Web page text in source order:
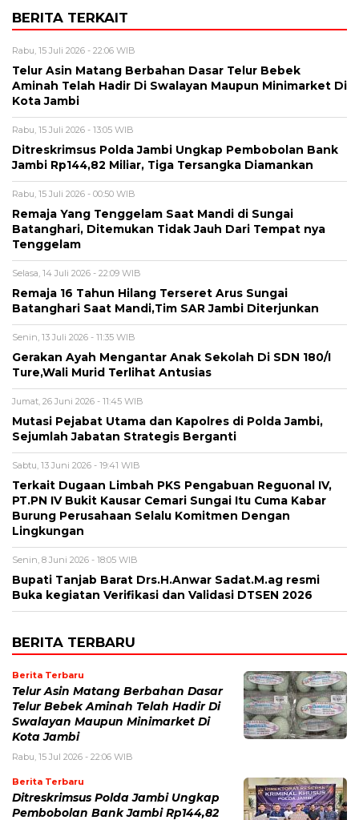
BERITA TERKAIT
Rabu, 15 Juli 2026 - 22:06 WIB
Telur Asin Matang Berbahan Dasar Telur Bebek
Aminah Telah Hadir Di Swalayan Maupun Minimarket Di
Kota Jambi
Rabu, 15 Juli 2026 - 13:05 WIB
Ditreskrimsus Polda Jambi Ungkap Pembobolan Bank
Jambi Rp144,82 Miliar, Tiga Tersangka Diamankan
Rabu, 15 Juli 2026 - 00:50 WIB
Remaja Yang Tenggelam Saat Mandi di Sungai
Batanghari, Ditemukan Tidak Jauh Dari Tempat nya
Tenggelam
Selasa, 14 Juli 2026 - 22:09 WIB
Remaja 16 Tahun Hilang Terseret Arus Sungai
Batanghari Saat Mandi,Tim SAR Jambi Diterjunkan
Senin, 13 Juli 2026 - 11:35 WIB
Gerakan Ayah Mengantar Anak Sekolah Di SDN 180/I
Ture,Wali Murid Terlihat Antusias
Jumat, 26 Juni 2026 - 11:45 WIB
Mutasi Pejabat Utama dan Kapolres di Polda Jambi,
Sejumlah Jabatan Strategis Berganti
Sabtu, 13 Juni 2026 - 19:41 WIB
Terkait Dugaan Limbah PKS Pengabuan Reguonal IV,
PT.PN IV Bukit Kausar Cemari Sungai Itu Cuma Kabar
Burung Perusahaan Selalu Komitmen Dengan
Lingkungan
Senin, 8 Juni 2026 - 18:05 WIB
Bupati Tanjab Barat Drs.H.Anwar Sadat.M.ag resmi
Buka kegiatan Verifikasi dan Validasi DTSEN 2026
BERITA TERBARU
Berita Terbaru
Telur Asin Matang Berbahan Dasar
Telur Bebek Aminah Telah Hadir Di
Swalayan Maupun Minimarket Di
Kota Jambi
Rabu, 15 Jul 2026 - 22:06 WIB
Berita Terbaru
Ditreskrimsus Polda Jambi Ungkap
Pembobolan Bank Jambi Rp144,82